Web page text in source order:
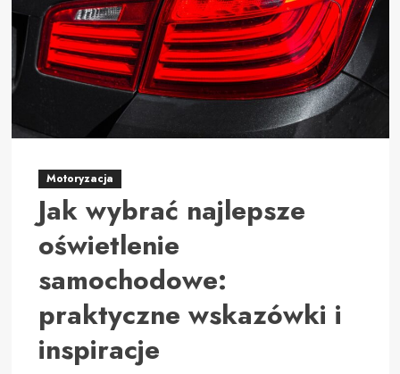
zagadnienia
i
praktyczne
wskazówki
Motoryzacja
Jak wybrać najlepsze
oświetlenie
samochodowe:
praktyczne wskazówki i
inspiracje